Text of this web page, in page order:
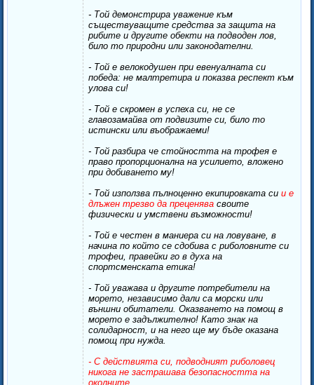
- Той демонстрира уважение към
съществуващите средства за защита на
рибите и другите обекти на подводен лов,
било то природни или законодателни.
- Той е велокодушен при евенуалната си
победа: не малтретира и показва респект към
улова си!
- Той е скромен в успеха си, не се
главозамайва от подвизите си, било то
истински или въображаеми!
- Той разбира че стойността на трофея е
право пропорционална на усилието, вложено
при добиването му!
- Той използва пълноценно екипировката си и е
длъжен трезво да преценява своите
физически и умствени възможности!
- Той е честен в маниера си на ловуване, в
начина по който се сдобива с риболовните си
трофеи, правейки го в духа на
спортсменската етика!
- Той уважава и другите потребители на
морето, независимо дали са морски или
външни обитатели. Оказването на помощ в
морето е задължително! Като знак на
солидарност, и на него ще му бъде оказана
помощ при нужда.
- С действията си, подводният риболовец
никога не застрашава безопасността на
околните.